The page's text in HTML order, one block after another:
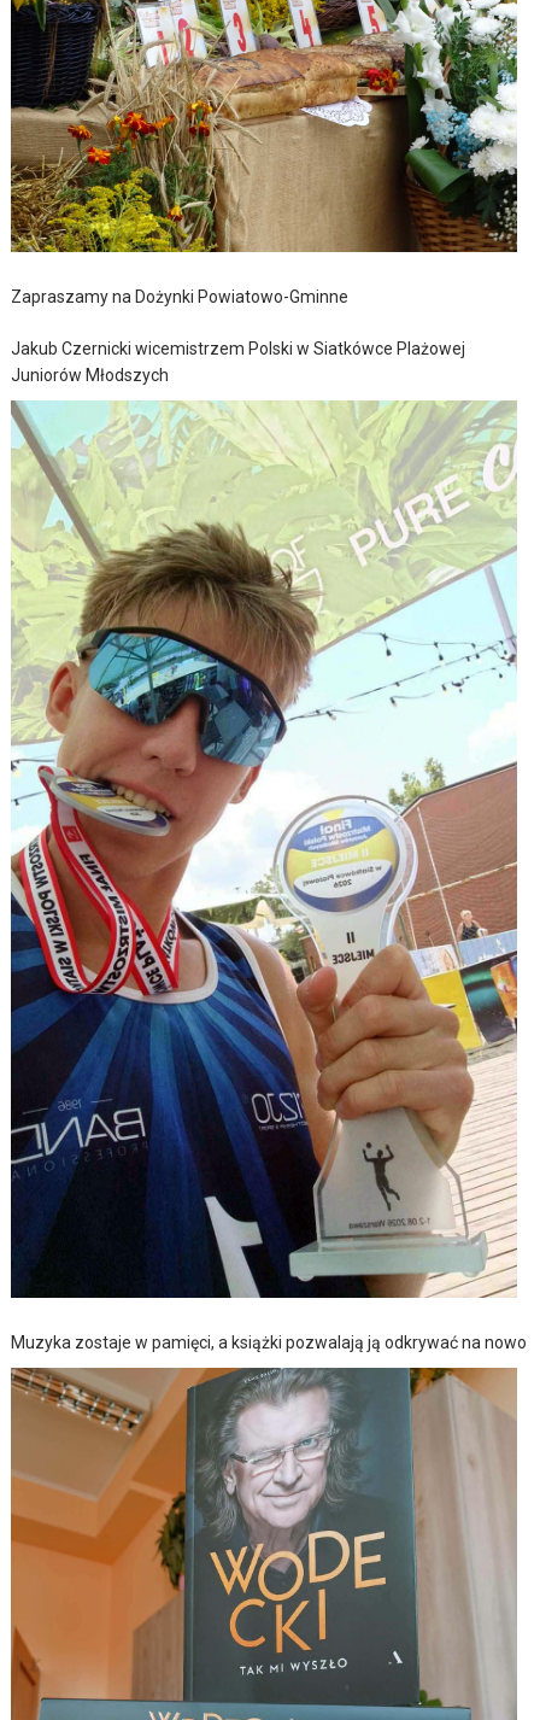
Zapraszamy na Dożynki Powiatowo-Gminne
Jakub Czernicki wicemistrzem Polski w Siatkówce Plażowej
Juniorów Młodszych
Muzyka zostaje w pamięci, a książki pozwalają ją odkrywać na nowo